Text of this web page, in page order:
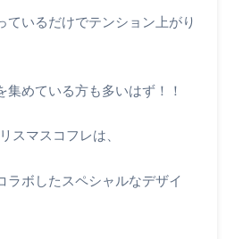
ているだけでテンション上がり
めている方も多いはず！！
スマスコフレは、
ラボしたスペシャルなデザイ